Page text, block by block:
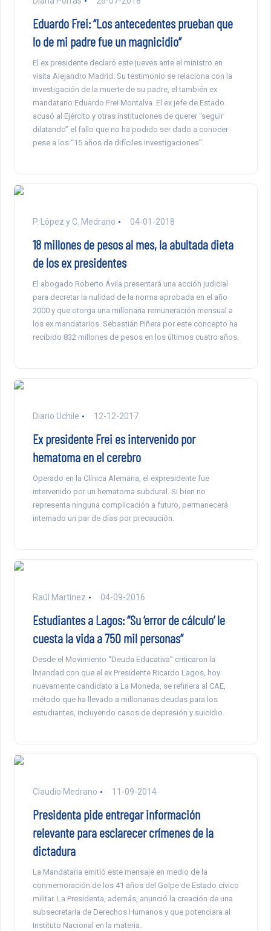
Eduardo Frei: “Los antecedentes prueban que
lo de mi padre fue un magnicidio”
El ex presidente declaró este jueves ante el ministro en
visita Alejandro Madrid. Su testimonio se relaciona con la
investigación de la muerte de su padre, el también ex
mandatario Eduardo Frei Montalva. El ex jefe de Estado
acusó al Ejército y otras instituciones de querer “seguir
dilatando” el fallo que no ha podido ser dado a conocer
pese a los “15 años de difíciles investigaciones”.
P. López y C. Medrano 04-01-2018
18 millones de pesos al mes, la abultada dieta
de los ex presidentes
El abogado Roberto Ávila presentará una acción judicial
para decretar la nulidad de la norma aprobada en el año
2000 y que otorga una millonaria remuneración mensual a
los ex mandatarios. Sebastián Piñera por este concepto ha
recibido 832 millones de pesos en los últimos cuatro años.
Diario Uchile 12-12-2017
Ex presidente Frei es intervenido por
hematoma en el cerebro
Operado en la Clínica Alemana, el expresidente fue
intervenido por un hematoma subdural. Si bien no
representa ninguna complicación a futuro, permanecerá
internado un par de días por precaución.
Raúl Martínez 04-09-2016
Estudiantes a Lagos: “Su ‘error de cálculo’ le
cuesta la vida a 750 mil personas”
Desde el Movimiento “Deuda Educativa” criticaron la
liviandad con que el ex Presidente Ricardo Lagos, hoy
nuevamente candidato a La Moneda, se refiriera al CAE,
método que ha llevado a millonarias deudas para los
estudiantes, incluyendo casos de depresión y suicidio.
Claudio Medrano 11-09-2014
Presidenta pide entregar información
relevante para esclarecer crímenes de la
dictadura
La Mandataria emitió este mensaje en medio de la
conmemoración de los 41 años del Golpe de Estado cívico
militar. La Presidenta, además, anunció la creación de una
subsecretaría de Derechos Humanos y que potenciara al
Instituto Nacional en la materia.